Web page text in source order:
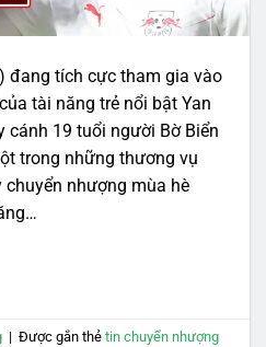
đang tích cực tham gia vào
tài năng trẻ nổi bật Yan
cánh 19 tuổi người Bờ Biển
trong những thương vụ
nhượng mùa hè
| Được gắn thẻtin chuyển nhượng